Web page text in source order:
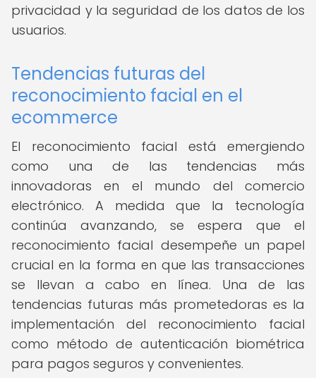
privacidad y la seguridad de los datos de los
usuarios.
Tendencias futuras del
reconocimiento facial en el
ecommerce
El reconocimiento facial está emergiendo
como una de las tendencias más
innovadoras en el mundo del comercio
electrónico. A medida que la tecnología
continúa avanzando, se espera que el
reconocimiento facial desempeñe un papel
crucial en la forma en que las transacciones
se llevan a cabo en línea. Una de las
tendencias futuras más prometedoras es la
implementación del reconocimiento facial
como método de autenticación biométrica
para pagos seguros y convenientes.